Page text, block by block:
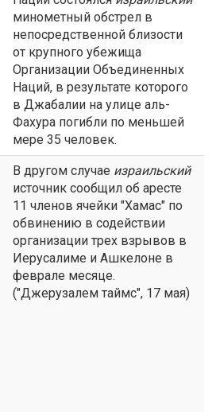
минометный обстрел в
непосредственной близости
от крупного убежища
Организации Объединенных
Наций, в результате которого
в Джабалии на улице аль-
Фахура погибли по меньшей
мере 35 человек.
В другом случае израильский
источник сообщил об аресте
11 членов ячейки "Хамас" по
обвинению в содействии
организации трех взрывов в
Иерусалиме и Ашкелоне в
феврале месяце.
("Джерузалем таймс", 17 мая)